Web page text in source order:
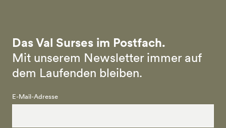
Das Val Surses im Postfach.
Mit unserem Newsletter immer auf
dem Laufenden bleiben.
E-Mail-Adresse